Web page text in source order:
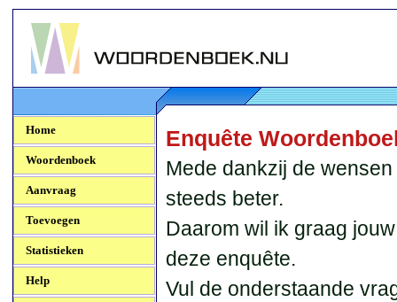
Woordenboek.NU
Home
Woordenboek
Aanvraag
Toevoegen
Statistieken
Help
Enquête
Mede dankzij de
steeds beter.
Daarom wil ik graag
deze enquête.
Vul de onderstaande